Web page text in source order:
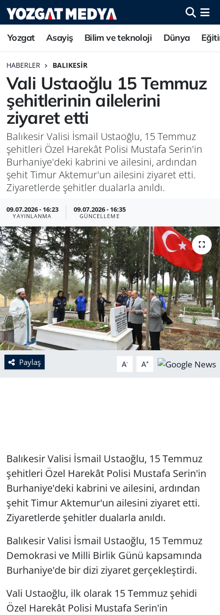
Yozgat Asayiş Bilim ve teknoloji Dünya
HABERLER BALIKESIR
Vali Ustaoğlu 15 Temmuz
şehitlerinin ailelerini
ziyaret etti
Balıkesir Valisi İsmail Ustaoğlu, 15 Temmuz
şehitleri Özel Harekât Polisi Mustafa Serin'in
Burhaniye'deki kabrini ve ailesini, ardından
şehit Timur Aktemur'un ailesini ziyaret etti.
Ziyaretlerde şehitler dualarla anıldı.
09.07.2026 - 16:23
YAYINLANMA
09.07.2026 - 16:35
GÜNCELLEME
Paylaş A- A+
Balıkesir Valisi İsmail Ustaoğlu, 15 Temmuz
şehitleri Özel Harekât Polisi Mustafa Serin'in
Burhaniye'deki kabrini ve ailesini, ardından
şehit Timur Aktemur'un ailesini ziyaret etti.
Ziyaretlerde şehitler dualarla anıldı.
Balıkesir Valisi İsmail Ustaoğlu, 15 Temmuz
Demokrasi ve Milli Birlik Günü kapsamında
Burhaniye'de bir dizi ziyaret gerçekleştirdi.
Vali Ustaoğlu, ilk olarak 15 Temmuz şehidi
Özel Harekât Polisi Mustafa Serin'in